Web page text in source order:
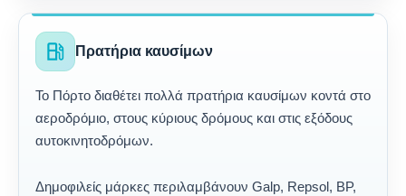
local_gas_station Πρατήρια καυσίμων
Το Πόρτο διαθέτει πολλά πρατήρια καυσίμων κοντά στο
αεροδρόμιο, στους κύριους δρόμους και στις εξόδους
αυτοκινητοδρόμων.
Δημοφιλείς μάρκες περιλαμβάνουν Galp, Repsol, BP,